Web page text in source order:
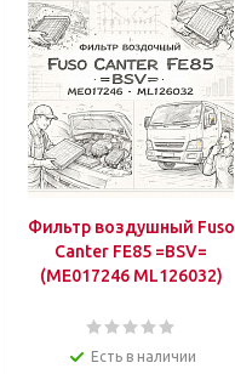
Фильтр воздушный Fuso
Canter FE85 =BSV=
(ME017246 ML126032)
Есть в наличии